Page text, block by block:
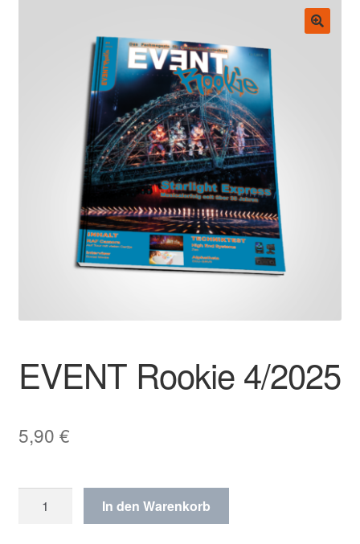
ausklappen
EVENT Rookie 4/2025
5,90 €
Rookie
In den Warenkorb